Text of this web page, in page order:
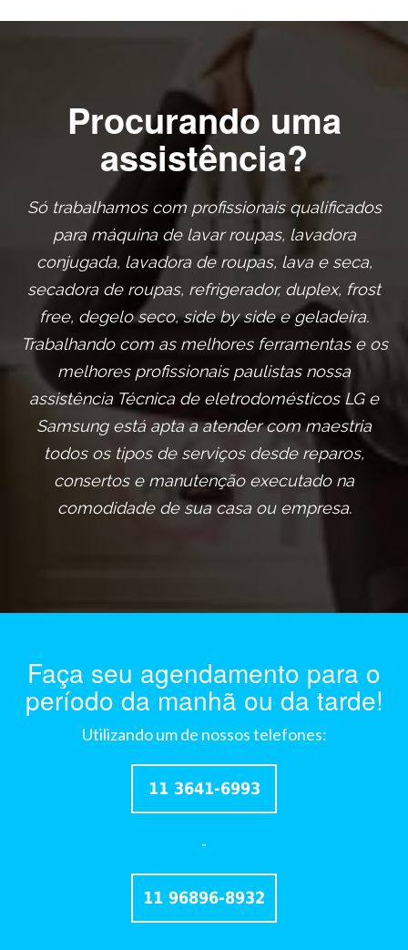
Procurando uma
assistência?
Só trabalhamos com profissionais qualificados
para máquina de lavar roupas, lavadora
conjugada, lavadora de roupas, lava e seca,
secadora de roupas, refrigerador, duplex, frost
free, degelo seco, side by side e geladeira.
Trabalhando com as melhores ferramentas e os
melhores profissionais paulistas nossa
assistência Técnica de eletrodomésticos LG e
Samsung está apta a atender com maestria
todos os tipos de serviços desde reparos,
consertos e manutenção executado na
comodidade de sua casa ou empresa.
Faça seu agendamento para o
período da manhã ou da tarde!
Utilizando um de nossos telefones:
11 3641-6993
-
11 96896-8932